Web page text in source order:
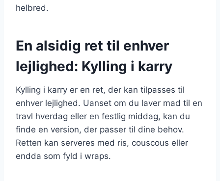
helbred.
En alsidig ret til enhver
lejlighed: Kylling i karry
Kylling i karry er en ret, der kan tilpasses til
enhver lejlighed. Uanset om du laver mad til en
travl hverdag eller en festlig middag, kan du
finde en version, der passer til dine behov.
Retten kan serveres med ris, couscous eller
endda som fyld i wraps.